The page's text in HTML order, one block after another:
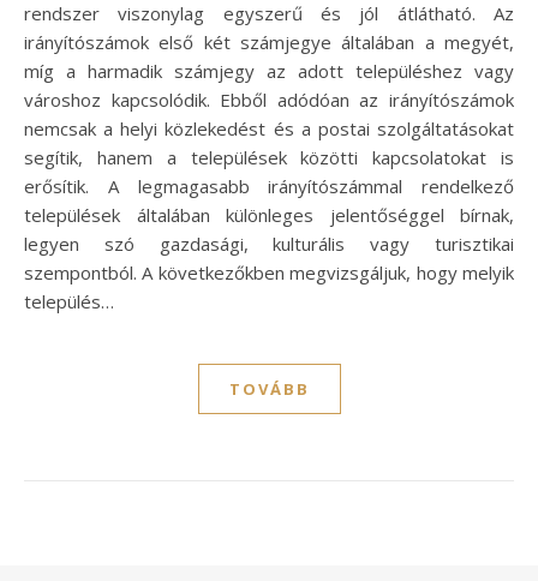
rendszer viszonylag egyszerű és jól átlátható. Az
irányítószámok első két számjegye általában a megyét,
míg a harmadik számjegy az adott településhez vagy
városhoz kapcsolódik. Ebből adódóan az irányítószámok
nemcsak a helyi közlekedést és a postai szolgáltatásokat
segítik, hanem a települések közötti kapcsolatokat is
erősítik. A legmagasabb irányítószámmal rendelkező
települések általában különleges jelentőséggel bírnak,
legyen szó gazdasági, kulturális vagy turisztikai
szempontból. A következőkben megvizsgáljuk, hogy melyik
település…
TOVÁBB